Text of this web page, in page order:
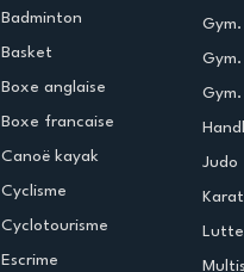
Badminton
Basket
Boxe anglaise
Boxe francaise
Canoë kayak
Cyclisme
Cyclotourisme
Escrime
Judo
Lutte